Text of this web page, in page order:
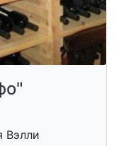
Вэлли